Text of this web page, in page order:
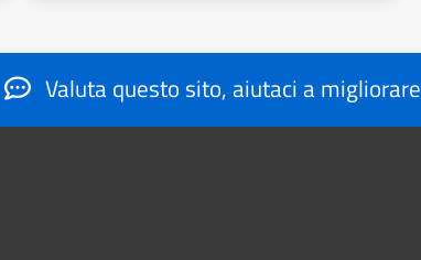
Valuta questo sito, aiutaci a migliorare